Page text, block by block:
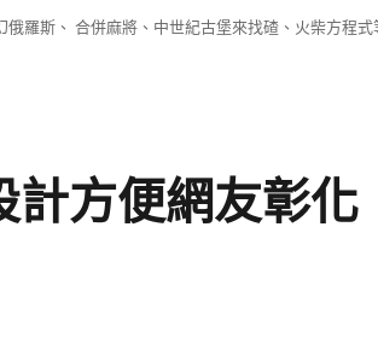
羅斯、 合併麻將、中世紀古堡來找碴、火柴方程式
計方便網友彰化